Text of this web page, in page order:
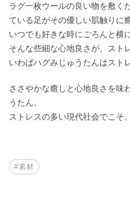
ラグ一枚ウールの良い物を敷く
ている足がその優しい肌触りに
いつでも好きな時にごろんと横
そんな些細な心地良さが、スト
いわばハグみじゅうたんはスト
ささやかな癒しと心地良さを味
うたん。
ストレスの多い現代社会でこそ
#素材